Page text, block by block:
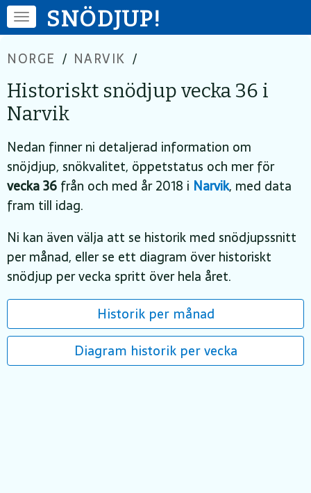
SNÖDJUP!
NORGE / NARVIK /
Historiskt snödjup vecka 36 i
Narvik
Nedan finner ni detaljerad information om
snöjdjup, snökvalitet, öppetstatus och mer för
vecka 36 från och med år 2018 i Narvik, med data
fram till idag.
Ni kan även välja att se historik med snödjupssnitt
per månad, eller se ett diagram över historiskt
snödjup per vecka spritt över hela året.
Historik per månad
Diagram historik per vecka